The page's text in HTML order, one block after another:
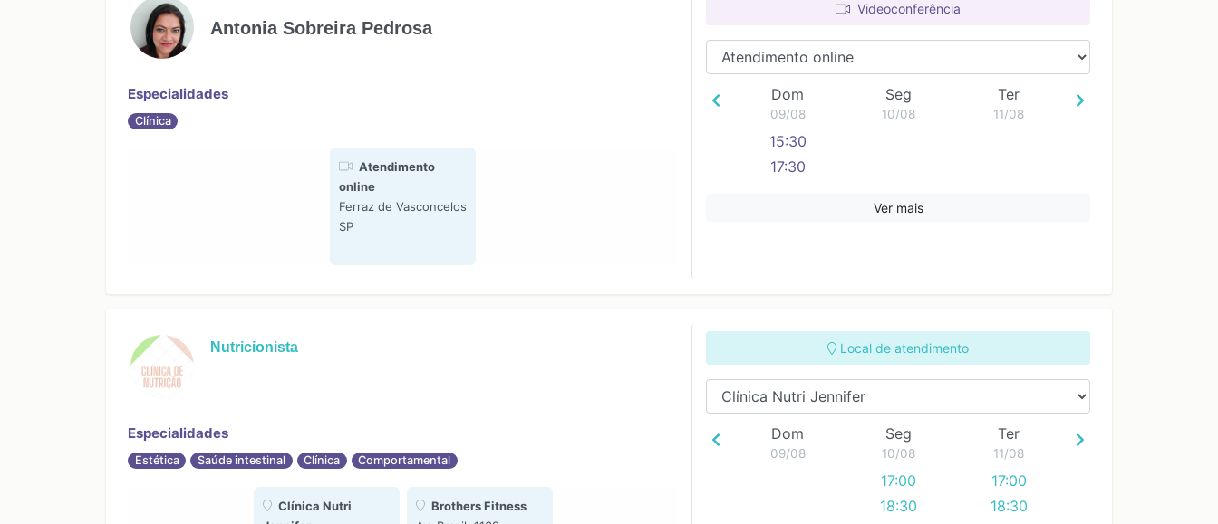
Antonia Sobreira Pedrosa
Especialidades
Clínica
Atendimento
online
Ferraz de Vasconcelos
SP
Videoconferência
Dom
09/08
15:30
17:30
Seg
10/08
Ter
11/08
Ver mais
Nutricionista
Especialidades
Estética Saúde intestinal Clínica Comportamental
Clínica Nutri
Brothers Fitness
Local de atendimento
Dom
09/08
Seg
10/08
17:00
18:30
Ter
11/08
17:00
18:30